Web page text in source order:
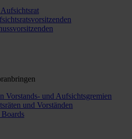
Vorstands- und Aufsichtsgremien
und Vorständen